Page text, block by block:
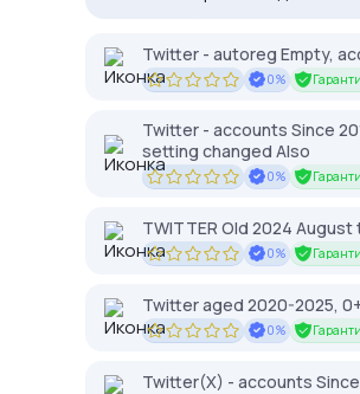
Twitter - autoreg Empty,
0%
Twitter - accounts Since
setting changed Also
0%
TWITTER Old 2024 August
0%
Twitter aged 2020-2025,
0%
Twitter(X) - accounts